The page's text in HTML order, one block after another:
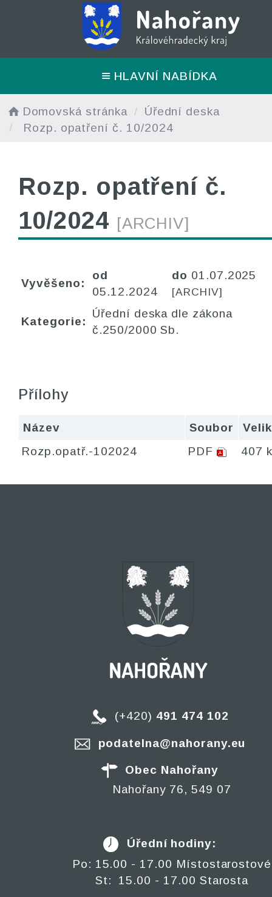
HLAVNÍ NABÍDKA
Domovská stránka
Úřední deska
Rozp. opatření č. 10/2024
Rozp. opatření č.
10/2024 [ARCHIV]
Vyvěšeno:
od
05.12.2024
do 01.07.2025
[ARCHIV]
Kategorie:
Úřední deska dle zákona
č.250/2000 Sb.
Přílohy
Název Soubor
Rozp.opatř.-102024
PDF 407
(+420) 491 474 102
podatelna@nahorany.eu
Obec Nahořany
Nahořany 76, 549 07
Úřední hodiny:
Po: 15.00 - 17.00 Místostarostové
St: 15.00 - 17.00 Starosta